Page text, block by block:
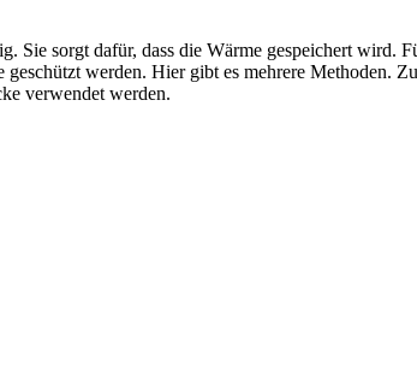
sorgt dafür, dass die Wärme gespeichert wird.
werden. Hier gibt es mehrere Methoden.
verwendet werden.